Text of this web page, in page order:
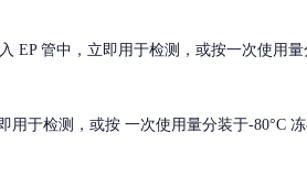
EP 管中，立即用于检测，或按一次使用量
用于检测，或按 一次使用量分装于-80°C 冻